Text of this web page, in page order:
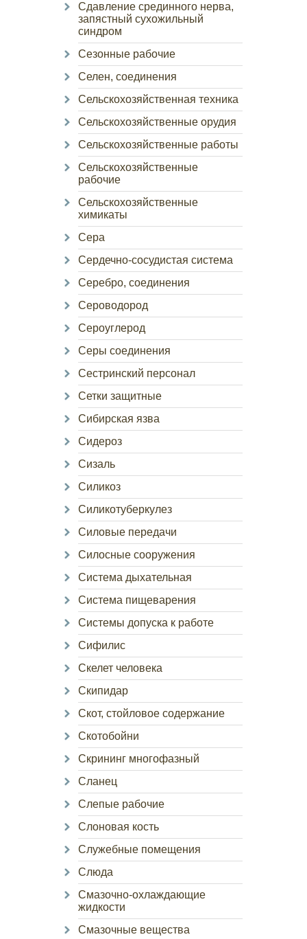
Сдавление срединного нерва,
запястный сухожильный
синдром
Сезонные рабочие
Селен, соединения
Сельскохозяйственная техника
Сельскохозяйственные орудия
Сельскохозяйственные работы
Сельскохозяйственные
рабочие
Сельскохозяйственные
химикаты
Сера
Сердечно-сосудистая система
Серебро, соединения
Сероводород
Сероуглерод
Серы соединения
Сестринский персонал
Сетки защитные
Сибирская язва
Сидероз
Сизаль
Силикоз
Силикотуберкулез
Силовые передачи
Силосные сооружения
Система дыхательная
Система пищеварения
Системы допуска к работе
Сифилис
Скелет человека
Скипидар
Скот, стойловое содержание
Скотобойни
Скрининг многофазный
Сланец
Слепые рабочие
Слоновая кость
Служебные помещения
Слюда
Смазочно-охлаждающие
жидкости
Смазочные вещества